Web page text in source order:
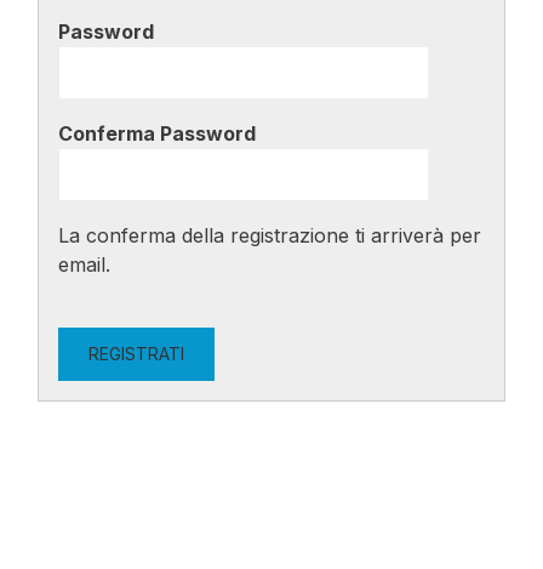
Password
Conferma Password
La conferma della registrazione ti arriverà per
email.